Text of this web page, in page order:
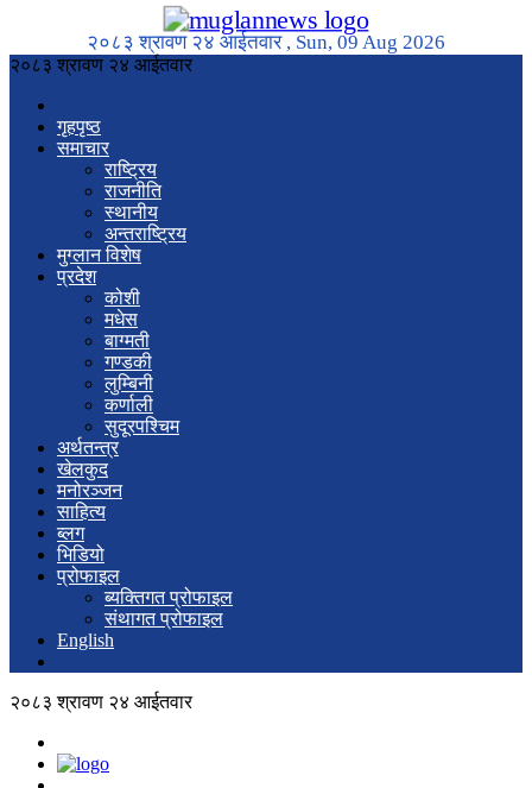
२०८३ श्रावण २४ आईतवार , Sun, 09 Aug 2026
२०८३ श्रावण २४ आईतवार
गृहपृष्ठ
समाचार
राष्ट्रिय
राजनीति
स्थानीय
अन्तराष्ट्रिय
मुग्लान विशेष
प्रदेश
कोशी
मधेस
बाग्मती
गण्डकी
लुम्बिनी
कर्णाली
सुदूरपश्चिम
अर्थतन्त्र
खेलकुद
मनोरञ्जन
साहित्य
ब्लग
भिडियो
प्रोफाइल
ब्यक्तिगत प्रोफाइल
संथागत प्रोफाइल
English
२०८३ श्रावण २४ आईतवार